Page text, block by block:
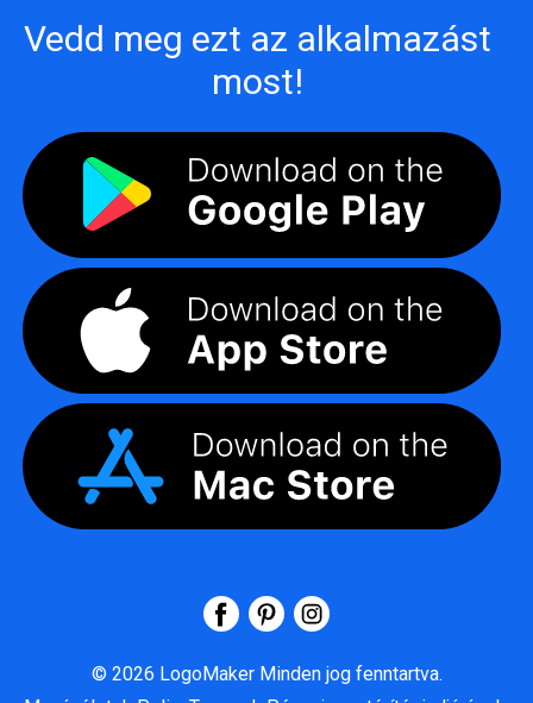
Vedd meg ezt az alkalmazást
most!
© 2026 LogoMaker Minden jog fenntartva.